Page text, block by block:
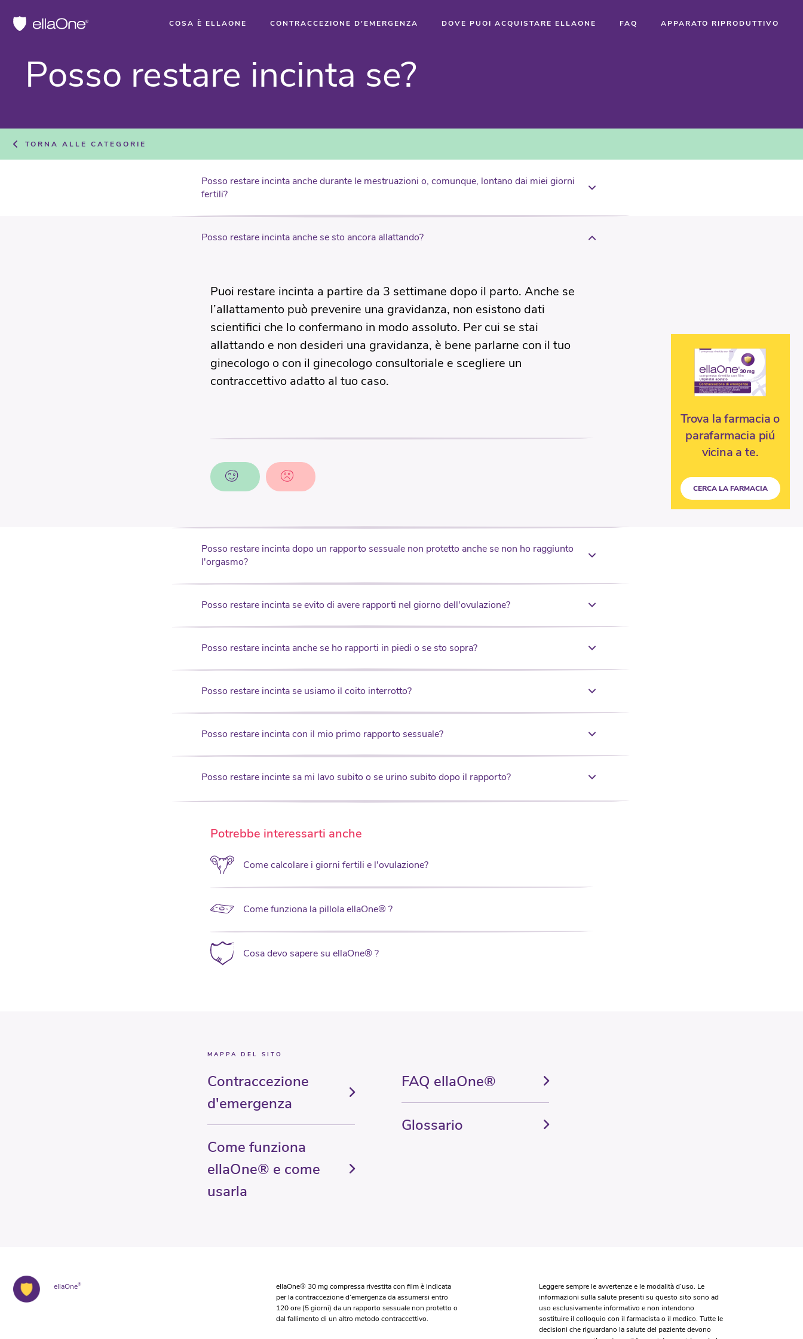
COSA È ELLAONE CONTRACCEZIONE D'EMERGENZA DOVE PUOI ACQUISTARE ELLAONE FAQ APPARATO RIPRODUTTIVO
Pos­so re­sta­re in­cin­ta se?
Trova la farmacia o
parafarmacia piú
vicina a te.
CERCA LA FARMACIA
TORNA ALLE CATEGORIE
Posso restare incinta anche durante le mestruazioni o, comunque, lontano dai miei giorni
fertili?
Posso restare incinta anche se sto ancora allattando?
Puoi restare incinta a partire da 3 settimane dopo il parto. Anche se
l’allattamento può prevenire una gravidanza, non esistono dati
scientifici che lo confermano in modo assoluto. Per cui se stai
allattando e non desideri una gravidanza, è bene parlarne con il tuo
ginecologo o con il ginecologo consultoriale e scegliere un
contraccettivo adatto al tuo caso.
Posso restare incinta dopo un rapporto sessuale non protetto anche se non ho raggiunto
l'orgasmo?
Posso restare incinta se evito di avere rapporti nel giorno dell'ovulazione?
Posso restare incinta anche se ho rapporti in piedi o se sto sopra?
Posso restare incinta se usiamo il coito interrotto?
Posso restare incinta con il mio primo rapporto sessuale?
Posso restare incinte sa mi lavo subito o se urino subito dopo il rapporto?
Potrebbe interessarti anche
Come calcolare i giorni fertili e l'ovulazione?
Come funziona la pillola ellaOne® ?
Cosa devo sapere su ellaOne® ?
MAPPA DEL SITO
Contraccezione
d'emergenza
Come funziona
ellaOne® e come
usarla
FAQ ellaOne®
Glossario
ellaOne®
ellaOne® 30 mg compressa rivestita con film è indicata
per la contraccezione d’emergenza da assumersi entro
120 ore (5 giorni) da un rapporto sessuale non protetto o
dal fallimento di un altro metodo contraccettivo.
Leggere sempre le avvertenze e le modalità d’uso. Le
informazioni sulla salute presenti su questo sito sono ad
uso esclusivamente informativo e non intendono
sostituire il colloquio con il farmacista o il medico. Tutte le
decisioni che riguardano la salute del paziente devono